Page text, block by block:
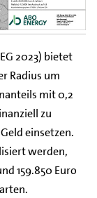
2023) bietet
Radius um
mit 0,2
zu
einsetzen.
werden,
159.850 Euro